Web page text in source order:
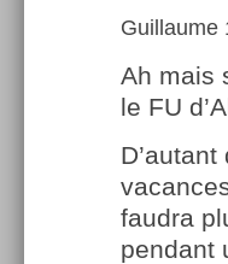
Guillaume
Ah mais
le FU
faudra
pendant